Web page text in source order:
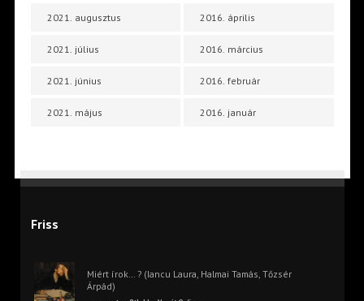
2021. augusztus
2021. július
2021. június
2021. május
2016. április
2016. március
2016. február
2016. január
Friss
Miért írok… ? (Iancu Laura, Halmai Tamás, Tőzsér
Árpád)